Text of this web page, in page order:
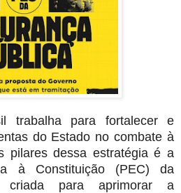
trabalha para fortalecer e
do Estado no combate à
pilares dessa estratégia é a
à Constituição (PEC) da
criada para aprimorar a